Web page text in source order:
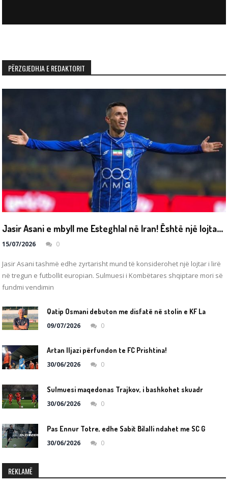
PËRZGJEDHJA E REDAKTORIT
J
asir Asani e mbyll me Esteghlal në Iran! Është një lojtar i lirë
15/07/2026 0
Jasir Asani tashmë edhe zyrtarisht mund të konsiderohet një lojtar i lirë
në tregun e futbollit europian. Sulmuesi i Kombëtares shqiptare mori së
fundmi vendimin
09/07/2026 0
Artan Iljazi përfundon te FC Prishtina!
30/06/2026
0
30/06/2026 0
30/06/2026 0
REKLAMË